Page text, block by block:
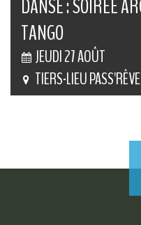
DANSE : SOIRÉE
TANGO
JEUDI 27 AOÛT
TIERS-LIEU